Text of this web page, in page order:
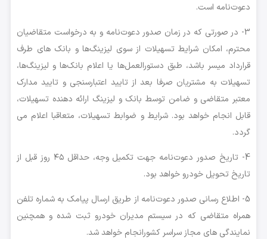
دعوت‌نامه است.
3- در صورتی که در زمان صدور دعوت‌نامه و به درخواست متقاضیان
محترم، امکان شرایط تسهیلات از سوی لیزینگ‌ها و بانک های طرف
قرارداد میسر باشد، طبق دستورالعمل‌ها یا اعلام بانک‌ها و لیزینگ‌ها،
تسهیلات به مشتریان صرفا بعد از تایید اعتبارسنجی و تایید مدارک
معتبر متقاضی و ضامن توسط بانک و لیزینگ ارائه دهنده تسهیلات،
قابل انجام خواهد بود. شرایط و ضوابط تسهیلات، متعاقبا اعلام می
گردد.
4- تاریخ صدور دعوت‌نامه جهت تکمیل وجه، حداقل ۴۵ روز قبل از
تاریخ تحویل خودرو خواهد بود.
5- اطلاع رسانی صدور دعوت‌نامه از طریق ارسال پیامک به شماره تلفن
همراه متقاضی که در سیستم مدیران خودرو ثبت شده و همچنین
نمایندگی های مجاز سراسر کشورانجام خواهد شد.